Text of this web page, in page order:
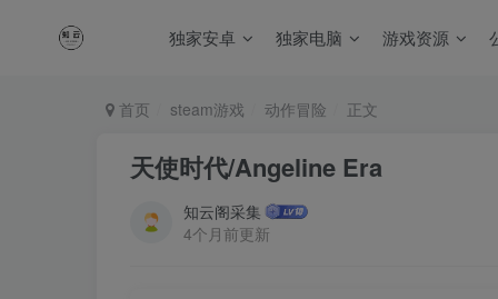
独家安卓 独家电脑 游戏资源
首页 steam游戏 动作冒险 正文
天使时代/Angeline Era
知云阁采集
4个月前更新